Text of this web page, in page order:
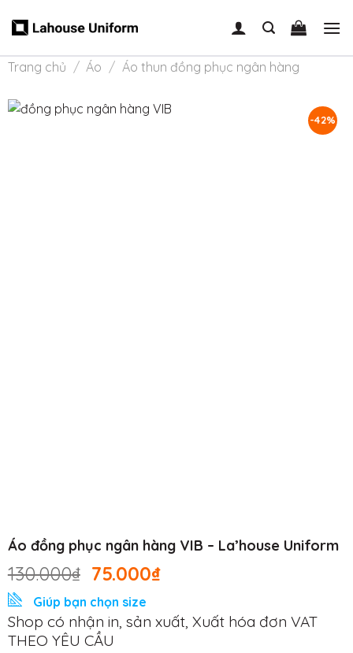
Trang chủ / Áo / Áo thun đồng phục ngân hàng
-42%
Áo đồng phục ngân hàng VIB – La’house Uniform
130.000₫ 75.000₫
Giúp bạn chọn size
Shop có nhận in, sản xuất, Xuất hóa đơn VAT
THEO YÊU CẦU